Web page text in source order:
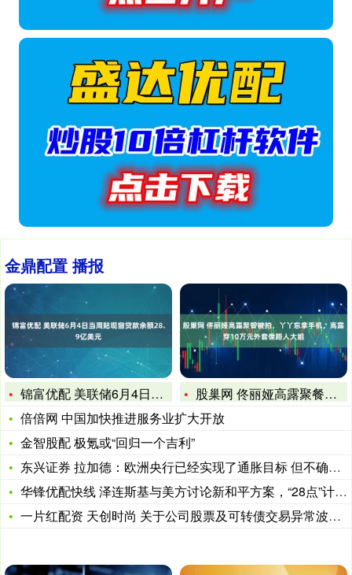
金鼎配置 播报
锦富优配 美联储6月4日当周贴现窗贷款余额28.9亿美元
股巢网 佟丽娅高露聚餐被拍，丫丫忘拿手机，高露穿10万元外套
倍倍网 中国加快推进服务业扩大开放
金智股配 极氪或“回归一个吉利”
东兴证券 拉加德：欧洲央行已经实现了通胀目标 但不确定性仍然
华锋优配快线 泽连斯基与美方讨论新和平方案，“28点”计划要
一片红配资 天创时尚 关于公司股票及可转债交易异常波动公告